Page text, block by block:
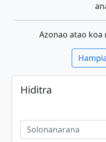
Azonao atao koa
Hiditra